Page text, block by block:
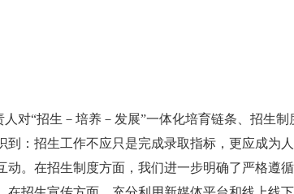
人对“招生－培养－发展”一体化培育链条、招生制
：招生工作不应只是完成录取指标，更应成为
。在招生制度方面，我们进一步明确了严格遵